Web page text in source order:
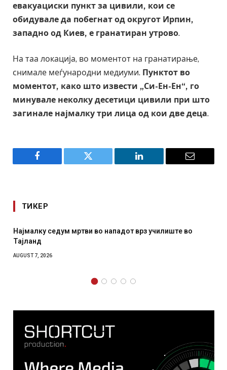
евакуациски пункт за цивили, кои се
обидувале да побегнат од округот Ирпин,
западно од Киев, е гранатиран утрово.
На таа локација, во моментот на гранатирање,
снимале меѓународни медиуми. Пунктот во
моментот, како што извести „Си-Ен-Ен“, го
минувале неколку десетици цивили при што
загинале најмалку три лица од кои две деца.
Facebook Twitter LinkedIn Email
ТИКЕР
врз училиште во
СОЗИС: Украинците повеќе им